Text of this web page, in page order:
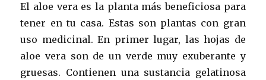
El aloe vera es la planta más beneficiosa para
tener en tu casa. Estas son plantas con gran
uso medicinal. En primer lugar, las hojas de
aloe vera son de un verde muy exuberante y
gruesas. Contienen una sustancia gelatinosa